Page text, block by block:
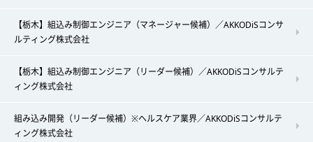
【栃木】組込み制御エンジニア（マネージャー候補）／AKKODiSコンサ
ルティング株式会社
【栃木】組込み制御エンジニア（リーダー候補）／AKKODiSコンサルテ
ィング株式会社
組み込み開発（リーダー候補）※ヘルスケア業界／AKKODiSコンサルテ
ィング株式会社